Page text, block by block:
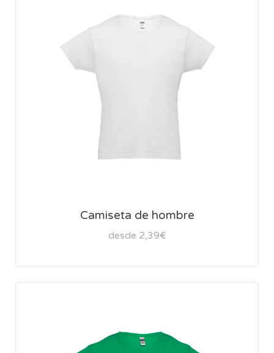
Camiseta de hombre
desde 2,39€